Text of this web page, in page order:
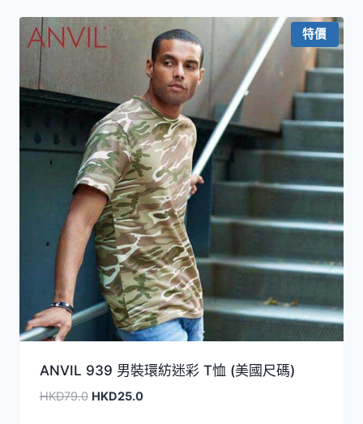
特價
ANVIL 939 男裝環紡迷彩 T恤 (美國尺碼)
HKD79.0 原
HKD25.0目